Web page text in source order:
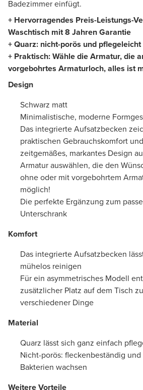
Badezimmer einfügt.
+ Hervorragendes Preis-Leistungs-
Waschtisch mit 8 Jahren Garantie
+ Quarz: nicht-porös und pflegeleicht
+ Praktisch: Wähle die Armatur, die
vorgebohrtes Armaturloch, alles ist
Design
Schwarz matt
Minimalistische, moderne
Das integrierte Aufsatzbecken
praktischen Gebrauchskomfort
zeitgemäßes, markantes Design
Armatur auswählen, die den
ohne oder mit vorgebohrtem
möglich!
Die perfekte Ergänzung zum
Unterschrank
Komfort
Das integrierte Aufsatzbecken
mühelos reinigen
Für ein asymmetrisches Modell
zusätzlicher Platz auf dem Tisch
verschiedener Dinge
Material
Quarz lässt sich ganz einfach
Nicht-porös: fleckenbeständig
Bakterien wachsen
Weitere Vorteile